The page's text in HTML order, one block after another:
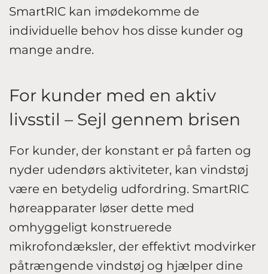
SmartRIC kan imødekomme de
individuelle behov hos disse kunder og
mange andre.
For kunder med en aktiv
livsstil – Sejl gennem brisen
For kunder, der konstant er på farten og
nyder udendørs aktiviteter, kan vindstøj
være en betydelig udfordring. SmartRIC
høreapparater løser dette med
omhyggeligt konstruerede
mikrofondæksler, der effektivt modvirker
påtrængende vindstøj og hjælper dine